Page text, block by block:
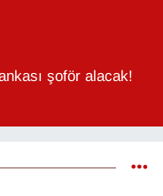
şoför alacak!